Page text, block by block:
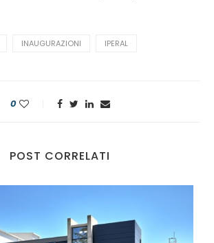
INAUGURAZIONI IPERAL
0
POST CORRELATI